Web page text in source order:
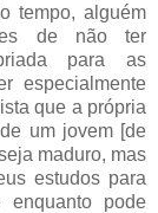
tempo, alguém
de não ter
para as
especialmente
que a própria
um jovem [de
maduro, mas
estudos para
pode